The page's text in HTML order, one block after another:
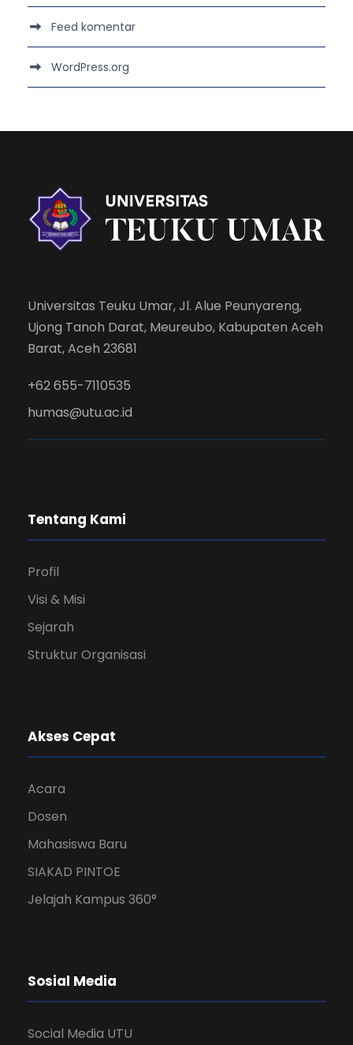
Feed komentar
WordPress.org
Universitas Teuku Umar, Jl. Alue Peunyareng,
Ujong Tanoh Darat, Meureubo, Kabupaten Aceh
Barat, Aceh 23681
+62 655-7110535
humas@utu.ac.id
Tentang Kami
Profil
Visi & Misi
Sejarah
Struktur Organisasi
Akses Cepat
Acara
Dosen
Mahasiswa Baru
SIAKAD PINTOE
Jelajah Kampus 360°
Sosial Media
Social Media UTU